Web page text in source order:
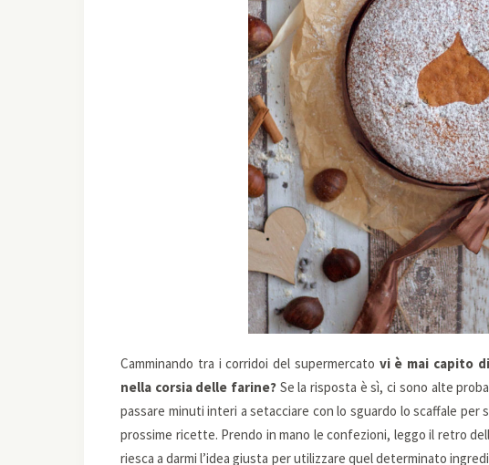
Camminando tra i corridoi del supermercato vi è mai capito
nella corsia delle farine? Se la risposta è sì, ci sono alte
passare minuti interi a setacciare con lo sguardo lo scaffale
prossime ricette. Prendo in mano le confezioni, leggo il retro
riesca a darmi l’idea giusta per utilizzare quel determinato